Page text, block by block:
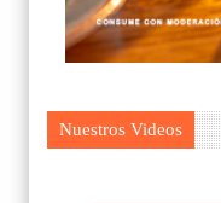
Nuestros Videos